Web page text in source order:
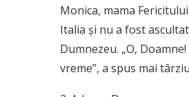
Monica, mama
Italia şi nu a fost
Dumnezeu. „O,
vreme”, a spus mai